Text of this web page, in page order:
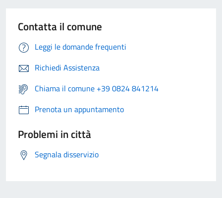
Contatta il comune
Leggi le domande frequenti
Richiedi Assistenza
Chiama il comune +39 0824 841214
Prenota un appuntamento
Problemi in città
Segnala disservizio